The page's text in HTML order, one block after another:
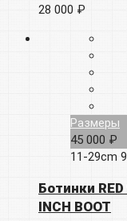
28 000 ₽
Размеры
45 000 ₽
11-29cm
Ботинки RED
INCH BOOT